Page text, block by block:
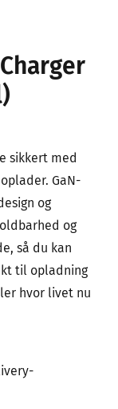
sikkert med
GaN-
og
og
så du kan
til opladning
hvor livet nu